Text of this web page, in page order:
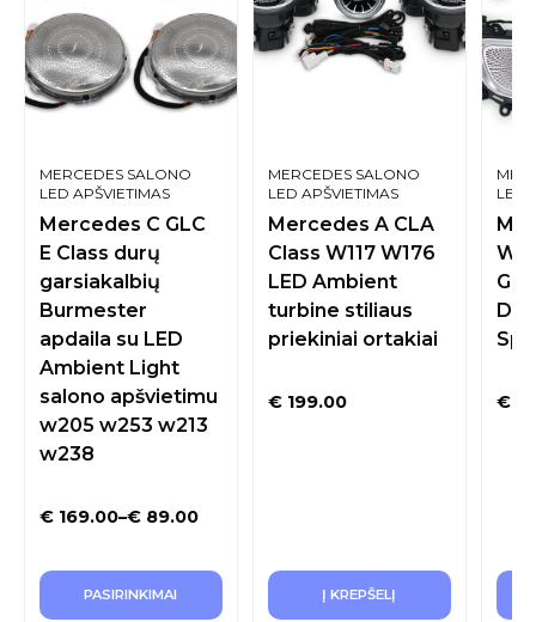
MERCEDES SALONO
LED APŠVIETIMAS
Mercedes C GLC
E Class durų
garsiakalbių
Burmester
apdaila su LED
Ambient Light
salono apšvietimu
w205 w253 w213
w238
€ 89.00
–
€ 169.00
PASIRINKIMAI
MERCEDES SALONO
LED APŠVIETIMAS
Mercedes A CLA
Class W117 W176
LED Ambient
turbine stiliaus
priekiniai ortakiai
€199.00
Į KREPŠELĮ
LED
€